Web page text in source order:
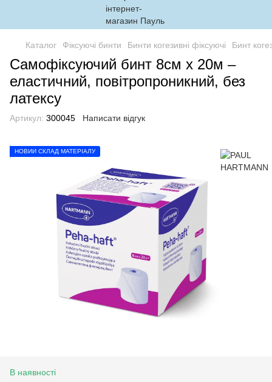
Каталог Фіксуючі бинти Бинти когезивні фіксуючі Бинт
Самофіксуючий бинт 8см х 20м –
еластичний, повітропроникний, без
латексу
Артикул: 300045 Написати відгук
НОВИЙ СКЛАД МАТЕРІАЛУ
В наявності